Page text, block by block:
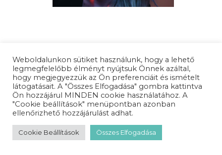
Weboldalunkon sütiket használunk, hogy a lehető
legmegfelelőbb élményt nyújtsuk Önnek azáltal,
hogy megjegyezzük az Ön preferenciáit és ismételt
látogatásait. A "Összes Elfogadása" gombra kattintva
Ön hozzájárul MINDEN cookie használatához. A
"Cookie beállítások" menüpontban azonban
ellenőrizhető hozzájárulást adhat.
Cookie Beállítások Összes Elfogadása